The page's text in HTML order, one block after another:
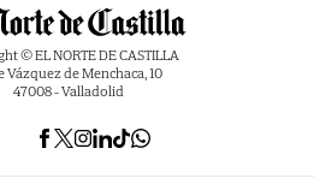
© EL NORTE DE CASTILLA
Vázquez de Menchaca, 10
47008 - Valladolid